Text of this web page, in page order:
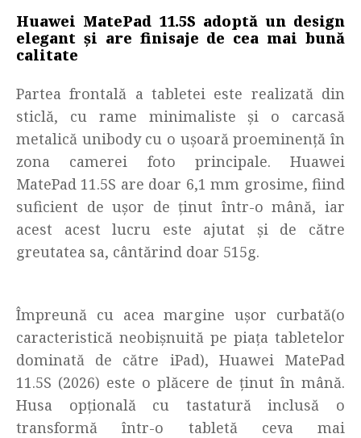
Huawei MatePad 11.5S adoptă un design
elegant și are finisaje de cea mai bună
calitate
Partea frontală a tabletei este realizată din
sticlă, cu rame minimaliste și o carcasă
metalică unibody cu o ușoară proeminență în
zona camerei foto principale. Huawei
MatePad 11.5S are doar 6,1 mm grosime, fiind
suficient de ușor de ținut într-o mână, iar
acest acest lucru este ajutat și de către
greutatea sa, cântărind doar 515g.
Împreună cu acea margine ușor curbată(o
caracteristică neobișnuită pe piața tabletelor
dominată de către iPad), Huawei MatePad
11.5S (2026) este o plăcere de ținut în mână.
Husa opțională cu tastatură inclusă o
transformă într-o tabletă ceva mai